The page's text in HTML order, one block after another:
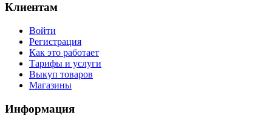
Клиентам
Войти
Регистрация
Как это работает
Тарифы и услуги
Выкуп товаров
Магазины
Информация